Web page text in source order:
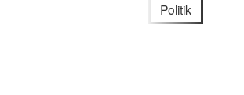
Politik